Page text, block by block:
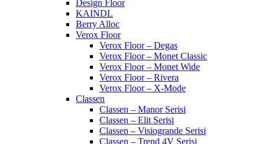
Design Floor
KAINDL
Berry Alloc
Verox Floor
Verox Floor – Degas
Verox Floor – Monet Classic
Verox Floor – Monet Wide
Verox Floor – Rivera
Verox Floor – X-Mode
Classen
Classen – Manor Serisi
Classen – Elit Serisi
Classen – Visiogrande Serisi
Classen – Trend 4V Serisi